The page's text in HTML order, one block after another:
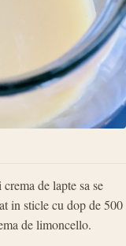
de lapte sa se
in sticle cu dop de 500
de limoncello.